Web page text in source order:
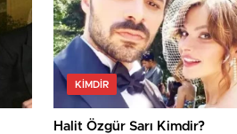
KIMDIR
Halit Özgür Sarı Kimdir?